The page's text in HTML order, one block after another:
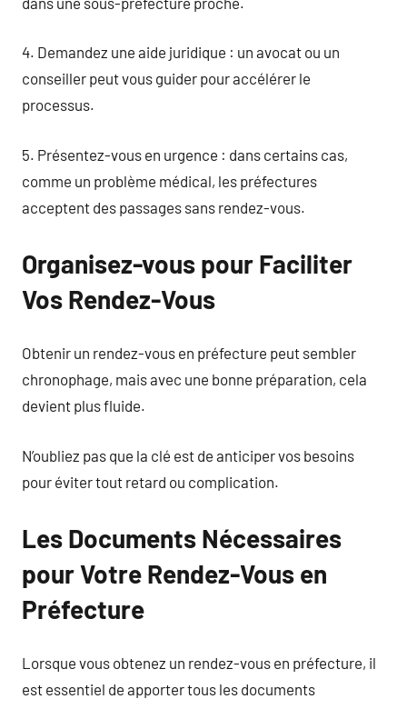
4. Demandez une aide juridique : un avocat ou un
conseiller peut vous guider pour accélérer le
processus.
5. Présentez-vous en urgence : dans certains cas,
comme un problème médical, les préfectures
acceptent des passages sans rendez-vous.
Organisez-vous pour Faciliter
Vos Rendez-Vous
Obtenir un rendez-vous en préfecture peut sembler
chronophage, mais avec une bonne préparation, cela
devient plus fluide.
N’oubliez pas que la clé est de anticiper vos besoins
pour éviter tout retard ou complication.
Les Documents Nécessaires
pour Votre Rendez-Vous en
Préfecture
Lorsque vous obtenez un rendez-vous en préfecture, il
est essentiel de apporter tous les documents